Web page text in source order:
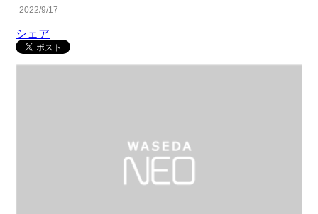
2022/9/17
シェア